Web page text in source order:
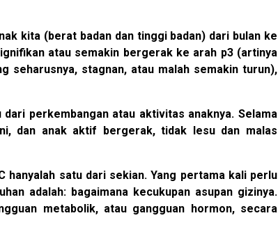
kita (berat badan dan tinggi badan) dari bulan ke
atau semakin bergerak ke arah p3 (artinya
seharusnya, stagnan, atau malah semakin turun),
perkembangan atau aktivitas anaknya. Selama
dan anak aktif bergerak, tidak lesu dan malas
hanyalah satu dari sekian. Yang pertama kali perlu
adalah: bagaimana kecukupan asupan gizinya.
metabolik, atau gangguan hormon, secara